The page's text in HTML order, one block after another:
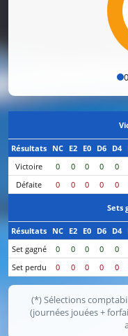
Résultats NC E2 E0 D6 D4
Victoire
0 0 0 0 0
Défaite 0 0 0 0 0
Sets
Résultats NC E2 E0 D6 D4
Set gagné
0 0 0 0 0
Set perdu 0 0 0 0 0
(*) Sélections
(journées jouées +